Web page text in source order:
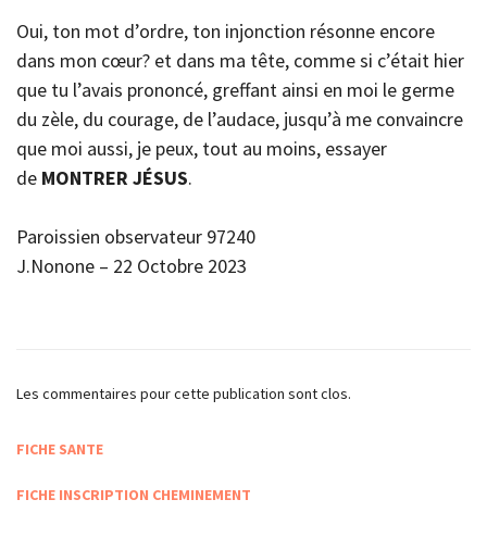
Oui, ton mot d’ordre, ton injonction résonne encore
dans mon cœur? et dans ma tête, comme si c’était hier
que tu l’avais prononcé, greffant ainsi en moi le germe
du zèle, du courage, de l’audace, jusqu’à me convaincre
que moi aussi, je peux, tout au moins, essayer
de MONTRER JÉSUS.
Paroissien observateur 97240
J.Nonone – 22 Octobre 2023
Les commentaires pour cette publication sont clos.
FICHE SANTE
FICHE INSCRIPTION CHEMINEMENT